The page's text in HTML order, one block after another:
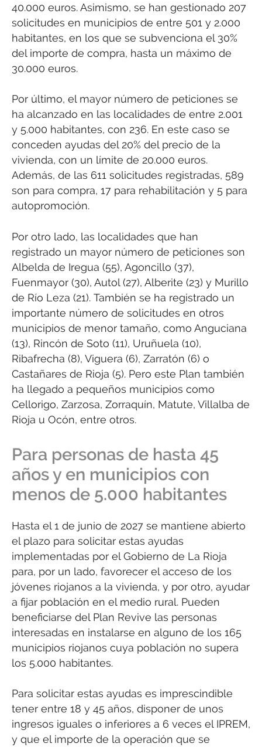
40.000 euros. Asimismo, se han gestionado 207
solicitudes en municipios de entre 501 y 2.000
habitantes, en los que se subvenciona el 30%
del importe de compra, hasta un máximo de
30.000 euros.
Por último, el mayor número de peticiones se
ha alcanzado en las localidades de entre 2.001
y 5.000 habitantes, con 236. En este caso se
conceden ayudas del 20% del precio de la
vivienda, con un límite de 20.000 euros.
Además, de las 611 solicitudes registradas, 589
son para compra, 17 para rehabilitación y 5 para
autopromoción.
Por otro lado, las localidades que han
registrado un mayor número de peticiones son
Albelda de Iregua (55), Agoncillo (37),
Fuenmayor (30), Autol (27), Alberite (23) y Murillo
de Río Leza (21). También se ha registrado un
importante número de solicitudes en otros
municipios de menor tamaño, como Anguciana
(13), Rincón de Soto (11), Uruñuela (10),
Ribafrecha (8), Viguera (6), Zarratón (6) o
Castañares de Rioja (5). Pero este Plan también
ha llegado a pequeños municipios como
Cellorigo, Zarzosa, Zorraquín, Matute, Villalba de
Rioja u Ocón, entre otros.
Para personas de hasta 45
años y en municipios con
menos de 5.000 habitantes
Hasta el 1 de junio de 2027 se mantiene abierto
el plazo para solicitar estas ayudas
implementadas por el Gobierno de La Rioja
para, por un lado, favorecer el acceso de los
jóvenes riojanos a la vivienda, y por otro, ayudar
a fijar población en el medio rural. Pueden
beneficiarse del Plan Revive las personas
interesadas en instalarse en alguno de los 165
municipios riojanos cuya población no supera
los 5.000 habitantes.
Para solicitar estas ayudas es imprescindible
tener entre 18 y 45 años, disponer de unos
ingresos iguales o inferiores a 6 veces el IPREM,
y que el importe de la operación que se